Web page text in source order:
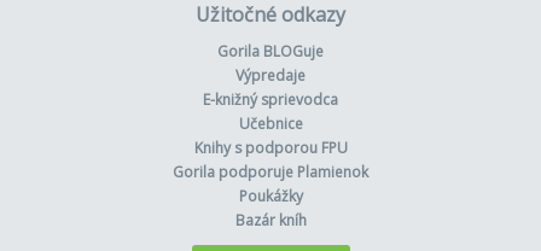
Užitočné odkazy
Gorila BLOGuje
Výpredaje
E-knižný sprievodca
Učebnice
Knihy s podporou FPU
Gorila podporuje Plamienok
Poukážky
Bazár kníh